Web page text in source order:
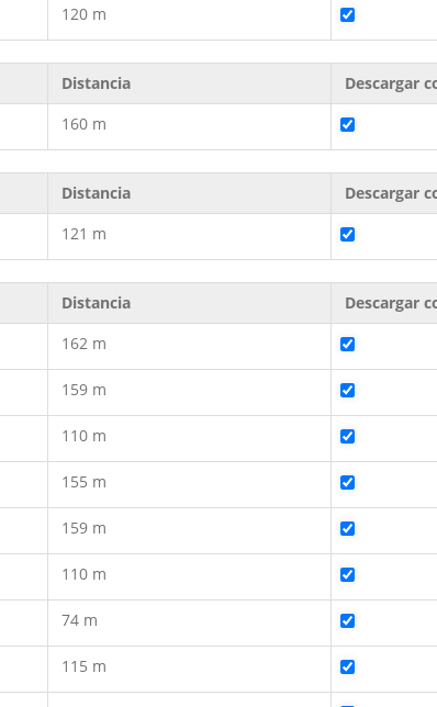
120 m
Distancia Descargar
160 m
Distancia Descargar
121 m
Distancia Descargar
162 m
159 m
110 m
155 m
159 m
110 m
74 m
115 m